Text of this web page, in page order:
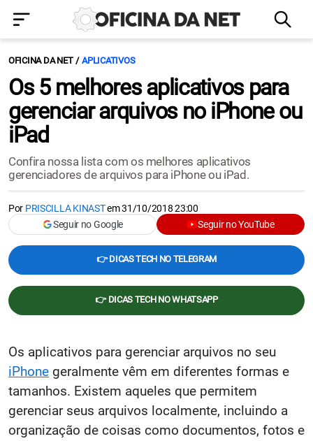
OFICINA DA NET APLICATIVOS
Os 5 melhores aplicativos para
gerenciar arquivos no iPhone ou
iPad
Confira nossa lista com os melhores aplicativos
gerenciadores de arquivos para iPhone ou iPad.
Por PRISCILLA KINASTem31/10/2018 23:00
Seguir no Google
Seguir no YouTube
👉 DICAS TECH NO TELEGRAM
👉 DICAS TECH NO WHATSAPP
Os aplicativos para gerenciar arquivos no seu
iPhone geralmente vêm em diferentes formas e
tamanhos. Existem aqueles que permitem
gerenciar seus arquivos localmente, incluindo a
organização de coisas como documentos, fotos e